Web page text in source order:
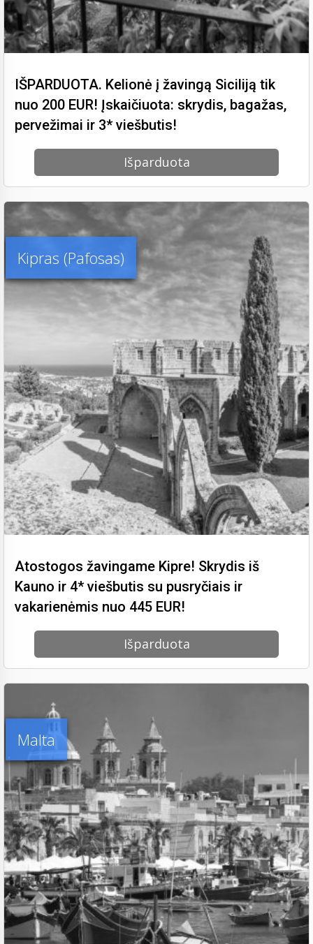
IŠPARDUOTA. Kelionė į žavingą Siciliją tik
nuo 200 EUR! Įskaičiuota: skrydis, bagažas,
pervežimai ir 3* viešbutis!
Išparduota
Kipras (Pafosas)
Atostogos žavingame Kipre! Skrydis iš
Kauno ir 4* viešbutis su pusryčiais ir
vakarienėmis nuo 445 EUR!
Išparduota
Malta